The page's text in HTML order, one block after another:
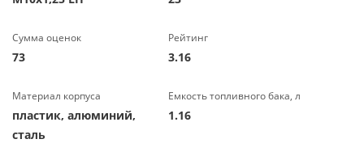
Сумма оценок
73
Рейтинг
3.16
Материал корпуса
пластик, алюминий,
сталь
Емкость топливного бака, л
1.16